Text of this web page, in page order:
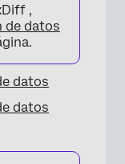
,
de datos
datos
datos